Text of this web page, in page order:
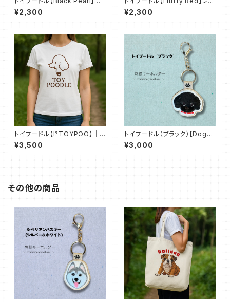
ザースタイルマルチケース（全3
色）
¥2,300
ースタイルマルチケース（全3
色）
¥2,300
トイプードル【I?TOYPOO】｜
（ベーシックTシャツ（全50色）
¥3,500
トイプードル（ブラック）【DogTa
g Stitch】両面刺繍キーホルダ
ー
¥3,000
その他の商品